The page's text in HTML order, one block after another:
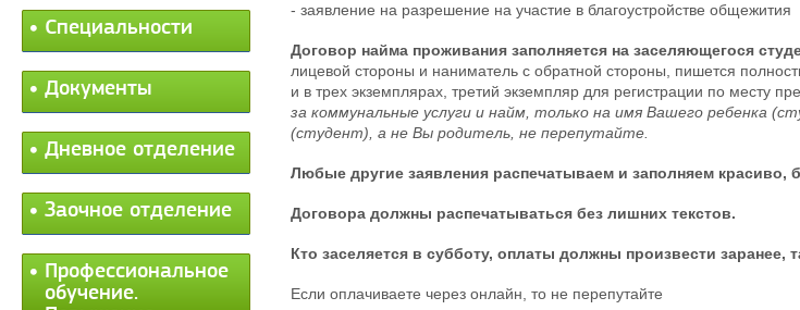
Специальности
Документы
Дневное отделение
Заочное отделение
Профессиональное
обучение.
- заявление на разрешение на участие в благоустройстве общежития
Договор найма проживания заполняется на заселяющегося
лицевой стороны и наниматель с обратной стороны, пишется
и в трех экземплярах, третий экземпляр для регистрации по месту
за коммунальные услуги и найм, только на имя Вашего ребенка
(студент), а не Вы родитель, не перепутайте.
Любые другие заявления распечатываем и заполняем красиво,
Договора должны распечатываться без лишних текстов.
Кто заселяется в субботу, оплаты должны произвести заранее,
Если оплачиваете через онлайн, то не перепутайте